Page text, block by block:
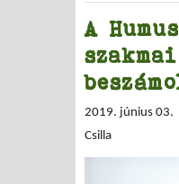
A
szakmai
2019. június 03.
Csilla